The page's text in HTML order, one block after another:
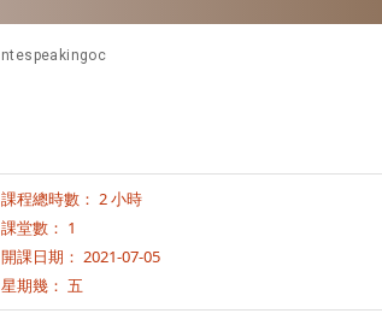
ntespeakingoc
課程總時數： 2 小時
課堂數： 1
開課日期： 2021-07-05
星期幾： 五